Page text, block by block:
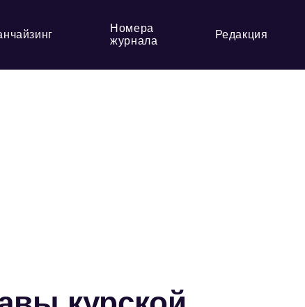
Номера
журнала
Редакция